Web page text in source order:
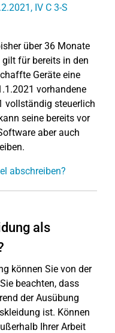
IV C 3-S
über 36 Monate
für bereits in den
Geräte eine
vorhandene
vollständig steuerlich
seine bereits vor
aber auch
abschreiben?
als
können Sie von der
beachten, dass
der Ausübung
ist. Können
Ihrer Arbeit